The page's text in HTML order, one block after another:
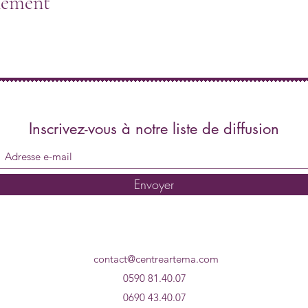
Inscrivez-vous à notre liste de diffusion
Envoyer
contact@centreartema.com
0590 81.40.07
0690 43.40.07